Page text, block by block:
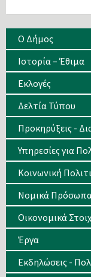
Ο Δήμος
Ιστορία – Έθιμα
Eκλογές
Δελτία Τύπου
Προκηρύξεις -
Υπηρεσίες για
Κοινωνική
Νομικά Πρόσωπα
Οικονομικά
Έργα
Εκδηλώσεις -